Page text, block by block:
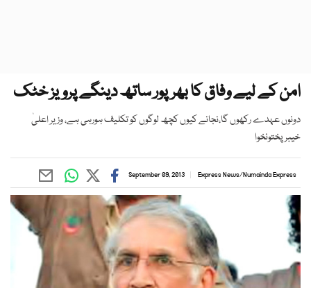
امن کے لیے وفاق کا بھرپور ساتھ دینگے پرویز خٹک
دونوں عہدے رکھوں گا،نجانے کیوں کچھ لوگوں کو تکلیف ہورہی ہے، وزیر اعلیٰ
خیبرپختونخوا
Express News/Numainda Express
September 09, 2013